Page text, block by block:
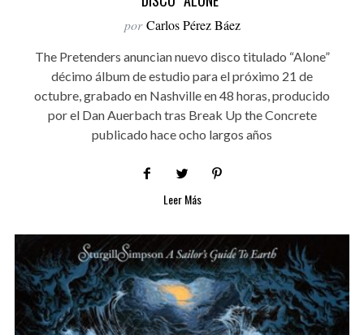
por Carlos Pérez Báez
The Pretenders anuncian nuevo disco titulado “Alone”
décimo álbum de estudio para el próximo 21 de
octubre, grabado en Nashville en 48 horas, producido
por el Dan Auerbach tras Break Up the Concrete
publicado hace ocho largos años
Leer Más